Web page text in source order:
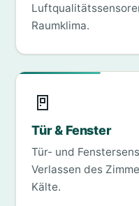
Raumklima.
🚪
Tür & Fenster
Tür- und
Verlassen des
Kälte.